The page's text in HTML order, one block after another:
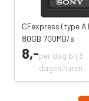
CFexpress (type
80GB 700MB/s
8,-per dag bij 3
dagen huren